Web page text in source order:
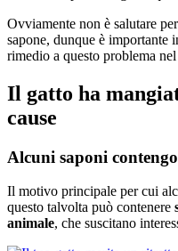
Ovviamente non è salutare
sapone, dunque è importante
rimedio a questo problema
Il gatto ha
cause
Alcuni saponi
Il motivo principale per cui
questo talvolta può contenere
animale, che suscitano